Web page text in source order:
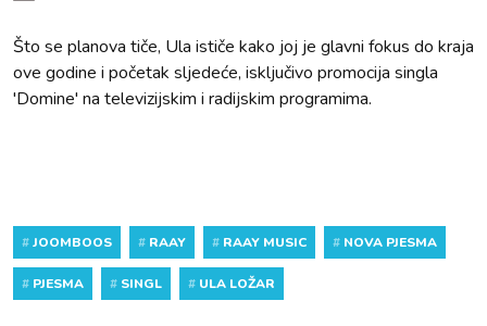
Što se planova tiče, Ula ističe kako joj je glavni fokus do kraja
ove godine i početak sljedeće, isključivo promocija singla
'Domine' na televizijskim i radijskim programima.
#JOOMBOOS # RAAY # RAAY MUSIC # NOVA PJESMA
# PJESMA # SINGL # ULA LOŽAR